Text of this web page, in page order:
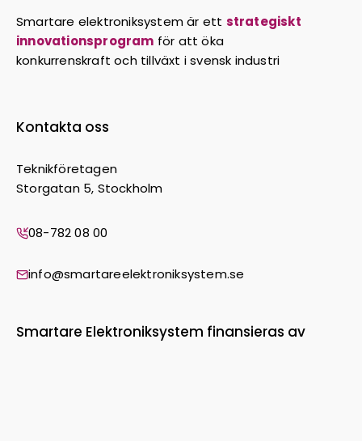
Smartare elektroniksystem är ett strategiskt
innovationsprogram för att öka
konkurrenskraft och tillväxt i svensk industri
Kontakta oss
Teknikföretagen
Storgatan 5, Stockholm
08-782 08 00
info@smartareelektroniksystem.se
Smartare Elektroniksystem finansieras av